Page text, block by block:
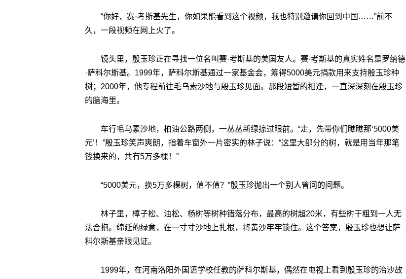
“你好，赛·考斯基先生，你如果能看到这个视频，我也特别邀请你回到中国……”前不
久，一段视频在网上火了。
镜头里，殷玉珍正在寻找一位名叫赛·考斯基的美国友人。赛·考斯基的真实姓名是罗纳德
·萨科尔斯基。1999年，萨科尔斯基通过一家基金会，筹得5000美元捐款用来支持殷玉珍种
树；2000年，他专程前往毛乌素沙地与殷玉珍见面。那段短暂的相逢，一直深深刻在殷玉珍
的脑海里。
车行毛乌素沙地，柏油公路两侧，一丛丛新绿掠过眼前。“走，先带你们瞧瞧那‘5000美
元’！”殷玉珍笑声爽朗，指着车窗外一片密实的林子说：“这里大部分的树，就是用当年那笔
钱换来的，共有5万多棵！”
“5000美元，换5万多棵树，值不值？”殷玉珍抛出一个别人曾问的问题。
林子里，樟子松、油松、杨树等树种错落分布，最高的树超20米，有些树干粗到一人无
法合抱。绵延的绿意，在一寸寸沙地上扎根，将黄沙牢牢锁住。这个答案，殷玉珍也想让萨
科尔斯基亲眼见证。
1999年，在河南洛阳外国语学校任教的萨科尔斯基，偶然在电视上看到殷玉珍的治沙故